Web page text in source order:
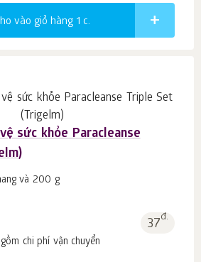
vào giỏ hàng 1 c.
sức khỏe Paracleanse
và 200 g
37đ.
chi phí vận chuyển